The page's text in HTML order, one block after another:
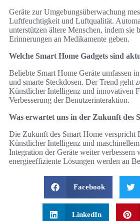
Geräte zur Umgebungsüberwachung
Luftfeuchtigkeit und Luftqualität.
unterstützen ältere Menschen, indem sie
Erinnerungen an Medikamente geben.
Welche Smart Home Gadgets sind
Beliebte Smart Home Geräte umfassen
und smarte Steckdosen. Der Trend geht
Künstlicher Intelligenz und innovativen
Verbesserung der Benutzerinteraktion.
Was erwartet uns in der Zukunft des
Die Zukunft des Smart Home verspricht
Künstlicher Intelligenz und
Integration der Geräte weiter verbessern
energieeffiziente Lösungen werden an
Facebook
LinkedIn